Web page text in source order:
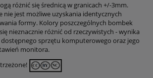
różnić się średnicą w granicach +/-3mm.
nie jest możliwe uzyskania identycznych
formy. Kolory poszczególnych bombek
nieznacznie różnić od rzeczywistych - wynika
sprzętu komputerowego oraz jego
monitora.